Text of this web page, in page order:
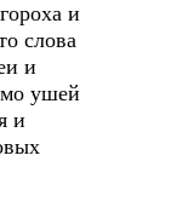
и
слова
и
ушей
и